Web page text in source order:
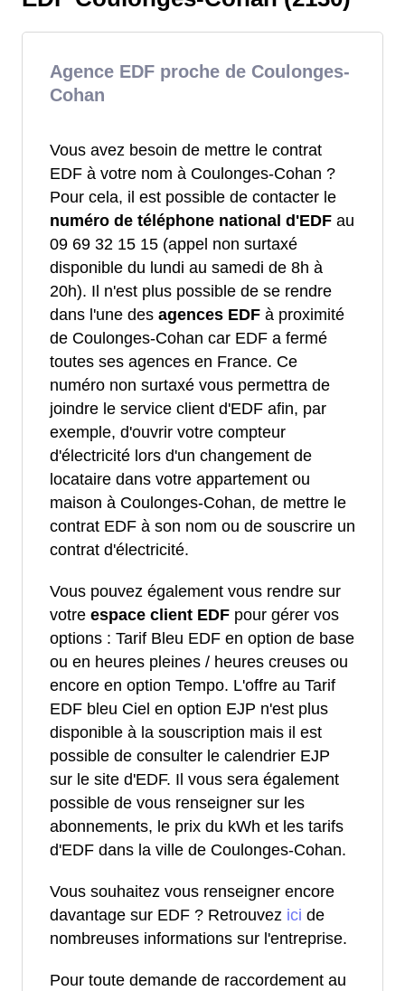
Agence EDF proche de Coulonges-
Cohan
Vous avez besoin de mettre le contrat
EDF à votre nom à Coulonges-Cohan ?
Pour cela, il est possible de contacter le
numéro de téléphone national d'EDF au
09 69 32 15 15 (appel non surtaxé
disponible du lundi au samedi de 8h à
20h). Il n'est plus possible de se rendre
dans l'une des agences EDF à proximité
de Coulonges-Cohan car EDF a fermé
toutes ses agences en France. Ce
numéro non surtaxé vous permettra de
joindre le service client d'EDF afin, par
exemple, d'ouvrir votre compteur
d'électricité lors d'un changement de
locataire dans votre appartement ou
maison à Coulonges-Cohan, de mettre le
contrat EDF à son nom ou de souscrire un
contrat d'électricité.
Vous pouvez également vous rendre sur
votre espace client EDF pour gérer vos
options : Tarif Bleu EDF en option de base
ou en heures pleines / heures creuses ou
encore en option Tempo. L'offre au Tarif
EDF bleu Ciel en option EJP n'est plus
disponible à la souscription mais il est
possible de consulter le calendrier EJP
sur le site d'EDF. Il vous sera également
possible de vous renseigner sur les
abonnements, le prix du kWh et les tarifs
d'EDF dans la ville de Coulonges-Cohan.
Vous souhaitez vous renseigner encore
davantage sur EDF ? Retrouvez ici de
nombreuses informations sur l'entreprise.
Pour toute demande de raccordement au